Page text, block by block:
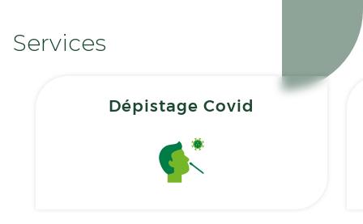
Services
Dépistage Covid